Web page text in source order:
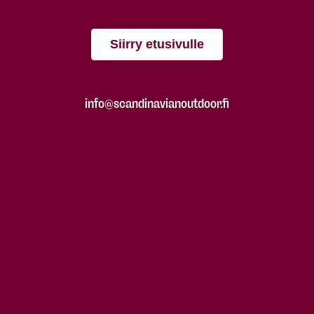
Siirry etusivulle
info@scandinavianoutdoor.fi